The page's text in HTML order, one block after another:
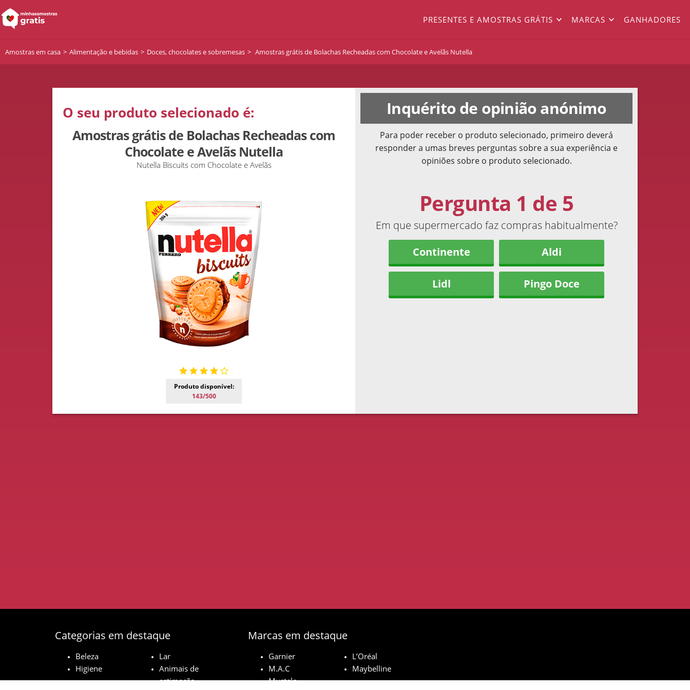
PRESENTES E AMOSTRAS GRÁTIS MARCAS GANHADORES
Amostras em casa Alimentação e bebidas Doces, chocolates e sobremesas Amostras grátis de Bolachas Recheadas com Chocolate e Avelãs Nutella
O seu produto selecionado é:
Amostras grátis de Bolachas Recheadas com
Chocolate e Avelãs Nutella
Nutella Biscuits com Chocolate e Avelãs
Produto disponível:
143/500
Inquérito de opinião anónimo
Para poder receber o produto selecionado, primeiro deverá
responder a umas breves perguntas sobre a sua experiência e
opiniões sobre o produto selecionado.
Pergunta 1 de 5
Em que supermercado faz compras habitualmente?
Continente
Aldi
Lidl Pingo Doce
Categorias em destaque
Beleza
Lar
Higiene
Animais de
estimação
Marcas em destaque
Garnier
L’Oréal
M.A.C
Maybelline
Mustela